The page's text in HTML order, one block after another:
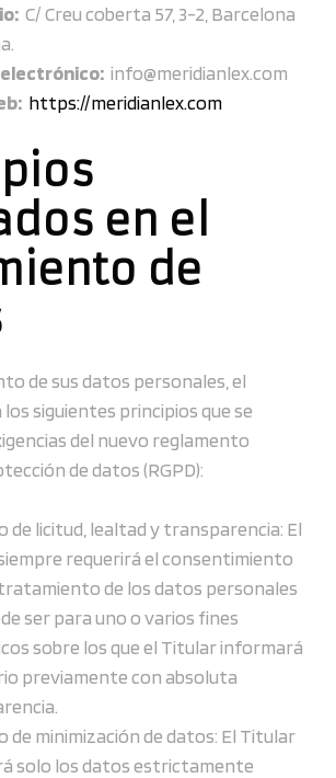
C/ Creu coberta 57, 3-2, Barcelona
info@meridianlex.com
https://meridianlex.com
en el
de
de sus datos personales, el
siguientes principios que se
del nuevo reglamento
de datos (RGPD):
de licitud, lealtad y transparencia: El
requerirá el consentimiento
de los datos personales
ser para uno o varios fines
sobre los que el Titular informará
previamente con absoluta
de minimización de datos: El Titular
solo los datos estrictamente